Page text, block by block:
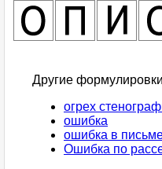
Другие
огрех
ошибка
ошибка в
Ошибка по